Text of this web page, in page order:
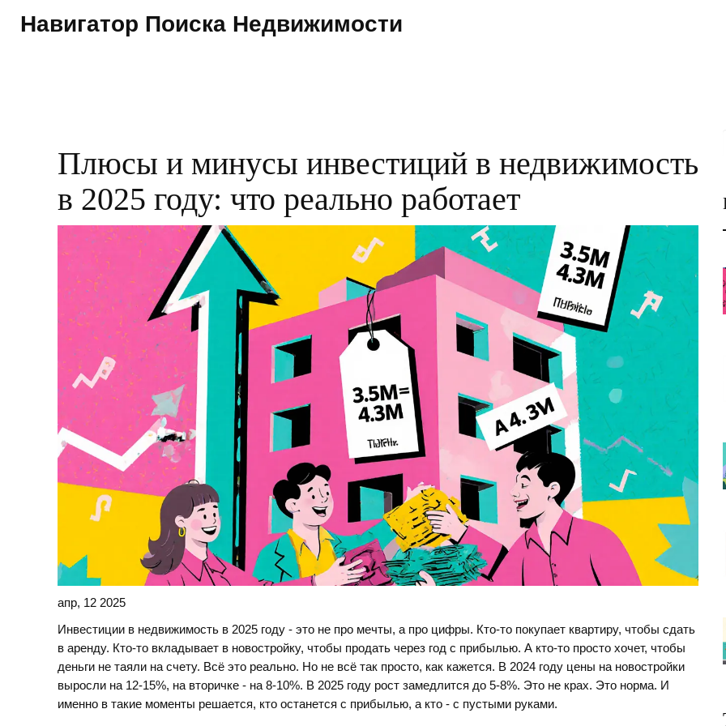
Навигатор Поиска Недвижимости
Плюсы и минусы инвестиций в недвижимость
в 2025 году: что реально работает
апр, 12 2025
Инвестиции в недвижимость в 2025 году - это не про мечты, а про цифры. Кто-то покупает квартиру, чтобы сдать
в аренду. Кто-то вкладывает в новостройку, чтобы продать через год с прибылью. А кто-то просто хочет, чтобы
деньги не таяли на счету. Всё это реально. Но не всё так просто, как кажется. В 2024 году цены на новостройки
выросли на 12-15%, на вторичке - на 8-10%. В 2025 году рост замедлится до 5-8%. Это не крах. Это норма. И
именно в такие моменты решается, кто останется с прибылью, а кто - с пустыми руками.